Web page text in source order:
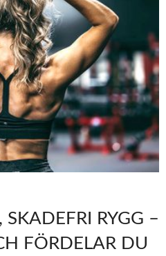
SKADEFRI RYGG –
FÖRDELAR DU